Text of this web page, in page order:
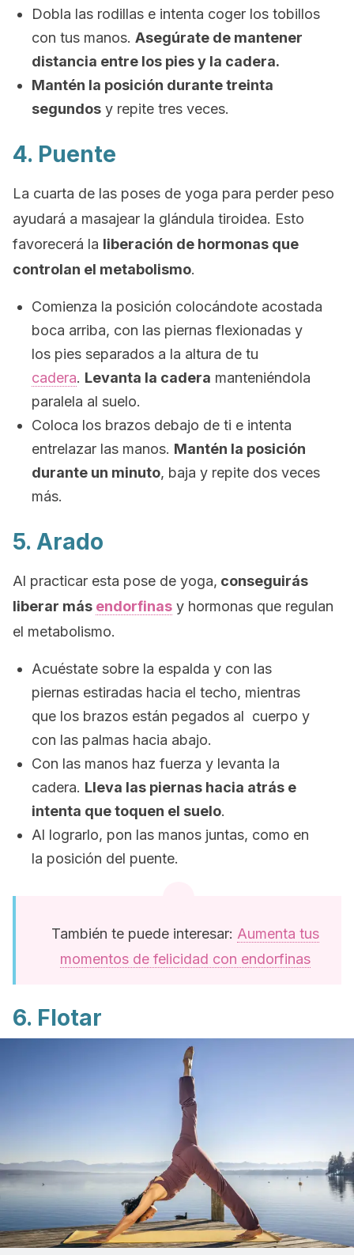
Dobla las rodillas e intenta coger los tobillos
con tus manos. Asegúrate de mantener
distancia entre los pies y la cadera.
Mantén la posición durante treinta
segundos y repite tres veces.
4. Puente
La cuarta de las poses de yoga para perder peso
ayudará a masajear la glándula tiroidea. Esto
favorecerá la liberación de hormonas que
controlan el metabolismo.
Comienza la posición colocándote acostada
boca arriba, con las piernas flexionadas y
los pies separados a la altura de tu
cadera. Levanta la cadera manteniéndola
paralela al suelo.
Coloca los brazos debajo de ti e intenta
entrelazar las manos. Mantén la posición
durante un minuto, baja y repite dos veces
más.
5. Arado
Al practicar esta pose de yoga, conseguirás
liberar más endorfinas y hormonas que regulan
el metabolismo.
Acuéstate sobre la espalda y con las
piernas estiradas hacia el techo, mientras
que los brazos están pegados al cuerpo y
con las palmas hacia abajo.
Con las manos haz fuerza y levanta la
cadera. Lleva las piernas hacia atrás e
intenta que toquen el suelo.
Al lograrlo, pon las manos juntas, como en
la posición del puente.
También te puede interesar: Aumenta tus
momentos de felicidad con endorfinas
6. Flotar